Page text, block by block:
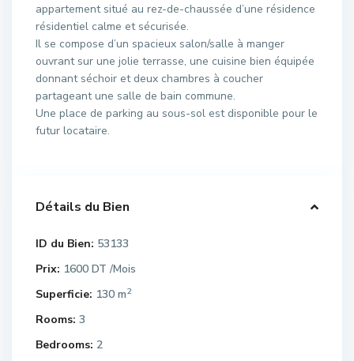
appartement situé au rez-de-chaussée d’une résidence
résidentiel calme et sécurisée.
Il se compose d’un spacieux salon/salle à manger
ouvrant sur une jolie terrasse, une cuisine bien équipée
donnant séchoir et deux chambres à coucher
partageant une salle de bain commune.
Une place de parking au sous-sol est disponible pour le
futur locataire.
Détails du Bien
ID du Bien: 53133
Prix: 1600 DT /Mois
Superficie: 130 m2
Rooms: 3
Bedrooms: 2